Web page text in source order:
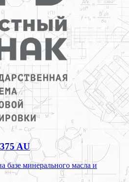
AU
базе минерального масла и